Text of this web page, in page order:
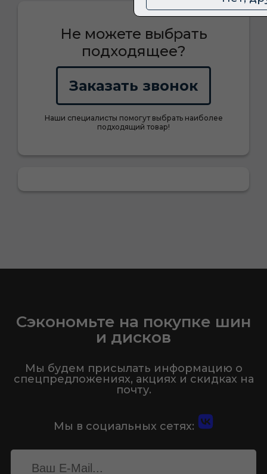
Не можете выбрать
подходящее?
Заказать звонок
Наши специалисты помогут выбрать наиболее
подходящий товар!
Сэкономьте на покупке шин
и дисков
Мы будем присылать информацию о
спецпредложениях, акциях и скидках на
почту.
Мы в социальных сетях: